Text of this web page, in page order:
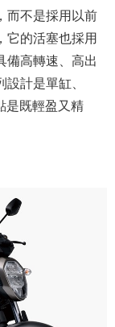
而不是採用以前
它的活塞也採用
備高轉速、高出
計是單缸、
是既輕盈又精